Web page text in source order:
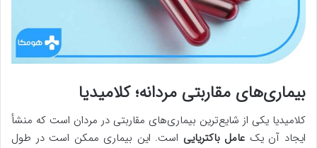
بیماری‌های مقاربتی مردانه؛ کلامیدیا
کلامیدیا یکی از شایع‌ترین بیماری‌های مقاربتی در مردان است که منشأ
ایجاد آن یک عامل باکتریایی است. این بیماری ممکن است در طول